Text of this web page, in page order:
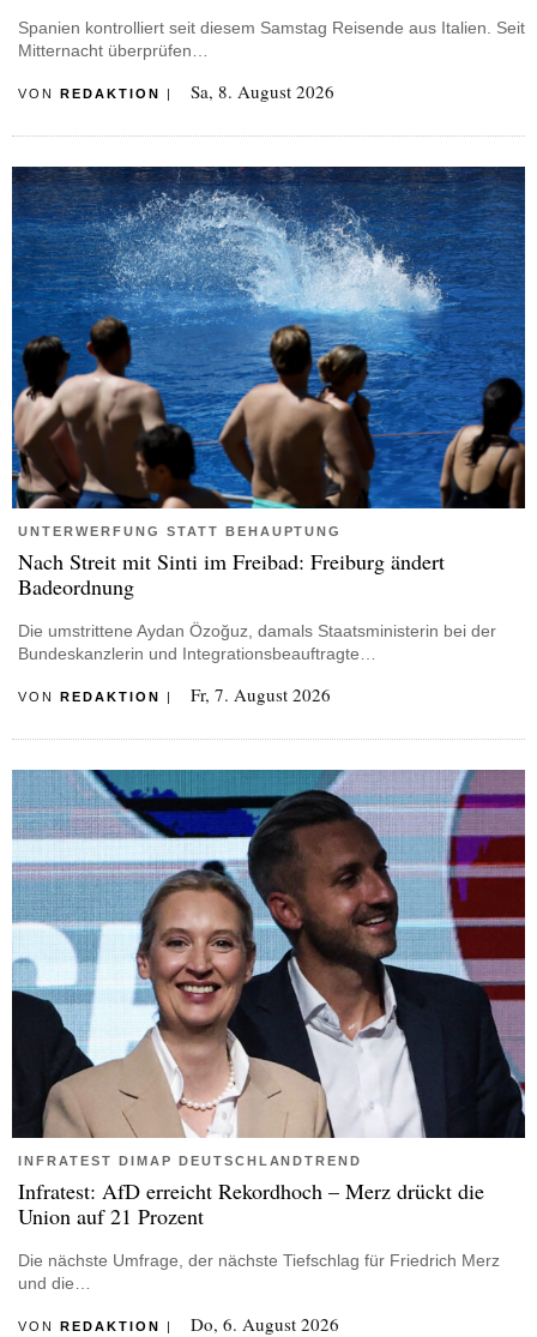
Spanien kontrolliert seit diesem Samstag Reisende aus Italien. Seit
Mitternacht überprüfen…
VON REDAKTION | Sa, 8. August 2026
UNTERWERFUNG STATT BEHAUPTUNG
Nach Streit mit Sinti im Freibad: Freiburg ändert
Badeordnung
Die umstrittene Aydan Özoğuz, damals Staatsministerin bei der
Bundeskanzlerin und Integrationsbeauftragte…
VON REDAKTION Fr, 7. August 2026
INFRATEST DIMAP DEUTSCHLANDTREND
Infratest: AfD erreicht Rekordhoch – Merz drückt die
Union auf 21 Prozent
Die nächste Umfrage, der nächste Tiefschlag für Friedrich Merz
und die…
VON REDAKTION | Do, 6. August 2026